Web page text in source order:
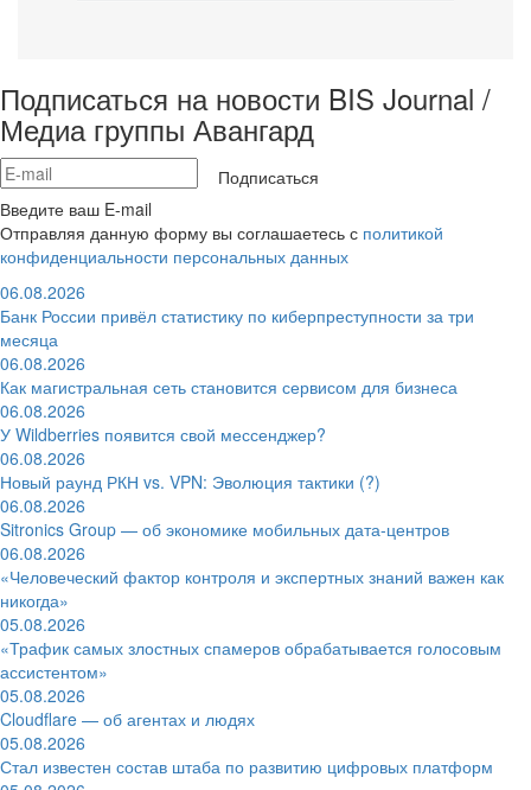
Подписаться на новости BIS Journal /
Медиа группы Авангард
Подписаться
Введите ваш E-mail
Отправляя данную форму вы соглашаетесь с политикой
конфиденциальности персональных данных
06.08.2026
Банк России привёл статистику по киберпреступности за три
месяца
06.08.2026
Как магистральная сеть становится сервисом для бизнеса
06.08.2026
У Wildberries появится свой мессенджер?
06.08.2026
Новый раунд РКН vs. VPN: Эволюция тактики (?)
06.08.2026
Sitronics Group — об экономике мобильных дата-центров
06.08.2026
«Человеческий фактор контроля и экспертных знаний важен как
никогда»
05.08.2026
«Трафик самых злостных спамеров обрабатывается голосовым
ассистентом»
05.08.2026
Cloudflare — об агентах и людях
05.08.2026
Стал известен состав штаба по развитию цифровых платформ